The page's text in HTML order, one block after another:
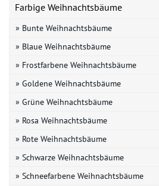
Farbige Weihnachtsbäume
» Bunte Weihnachtsbäume
» Blaue Weihnachtsbäume
» Frostfarbene Weihnachtsbäume
» Goldene Weihnachtsbäume
» Grüne Weihnachtsbäume
» Rosa Weihnachtsbäume
» Rote Weihnachtsbäume
» Schwarze Weihnachtsbäume
» Schneefarbene Weihnachtsbäume